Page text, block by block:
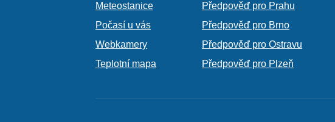
Meteostanice
Počasí u vás
Webkamery
Teplotní mapa
Předpověď pro Prahu
Předpověď pro Brno
Předpověď pro Ostravu
Předpověď pro Plzeň